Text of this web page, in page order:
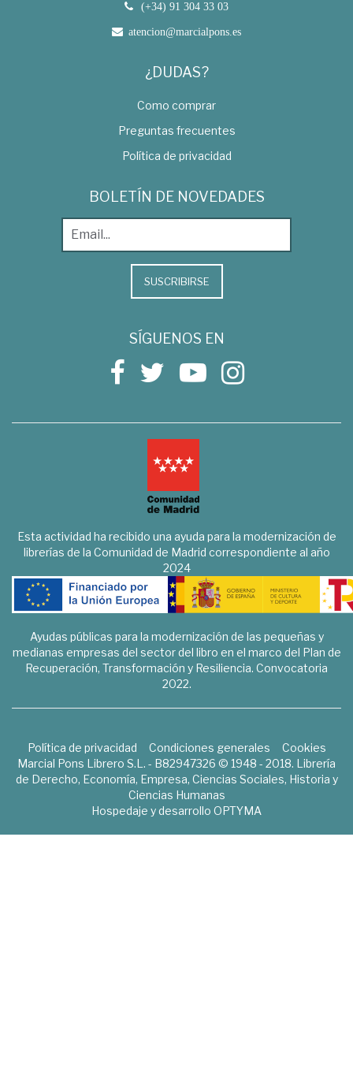
(+34) 91 304 33 03
atencion@marcialpons.es
¿DUDAS?
Como comprar
Preguntas frecuentes
Política de privacidad
BOLETÍN DE NOVEDADES
SUSCRIBIRSE
SÍGUENOS EN
Esta actividad ha recibido una ayuda para la modernización de
librerías de la Comunidad de Madrid correspondiente al año
2024
Ayudas públicas para la modernización de las pequeñas y
medianas empresas del sector del libro en el marco del Plan de
Recuperación, Transformación y Resiliencia. Convocatoria
2022.
Política de privacidad Condiciones generales
Cookies
Marcial Pons Librero S.L. - B82947326 © 1948 - 2018. Librería
de Derecho, Economía, Empresa, Ciencias Sociales, Historia y
Ciencias Humanas
Hospedaje y desarrollo OPTYMA